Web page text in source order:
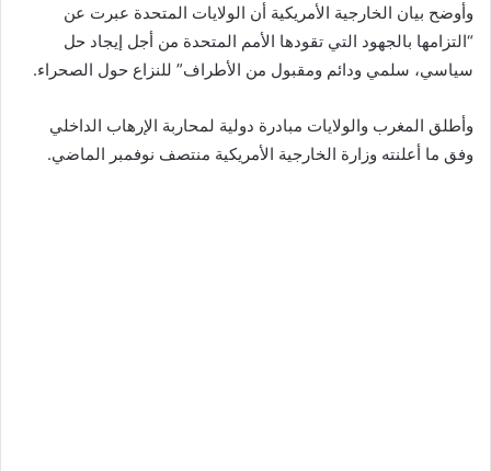
وأوضح بيان الخارجية الأمريكية أن الولايات المتحدة عبرت عن
“التزامها بالجهود التي تقودها الأمم المتحدة من أجل إيجاد حل
سياسي، سلمي ودائم ومقبول من الأطراف” للنزاع حول الصحراء.
وأطلق المغرب والولايات مبادرة دولية لمحاربة الإرهاب الداخلي
وفق ما أعلنته وزارة الخارجية الأمريكية منتصف نوفمبر الماضي.